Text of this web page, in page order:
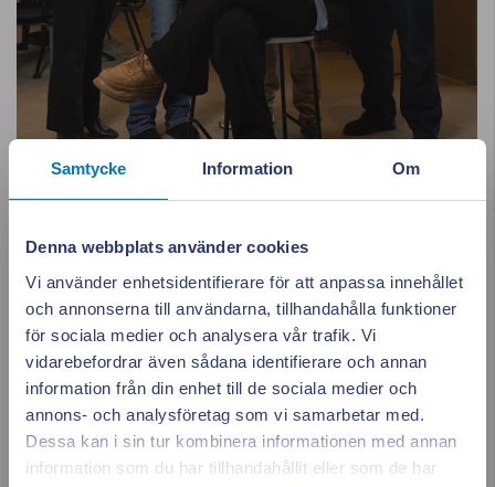
Samtycke Information Om
Denna webbplats använder cookies
Vi använder enhetsidentifierare för att anpassa innehållet
och annonserna till användarna, tillhandahålla funktioner
för sociala medier och analysera vår trafik. Vi
vidarebefordrar även sådana identifierare och annan
information från din enhet till de sociala medier och
annons- och analysföretag som vi samarbetar med.
Dessa kan i sin tur kombinera informationen med annan
information som du har tillhandahållit eller som de har
Kundcenter
Lunchstängt 12:00–13:00
0480-45 11 45
Skicka e-post
Stäng